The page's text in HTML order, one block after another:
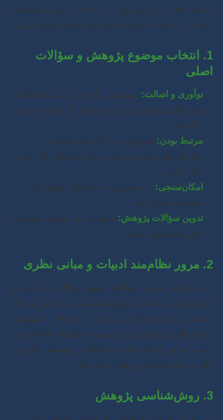
نیازمند دقت، برنامه‌ریزی و رعایت اصول مشخصی
است. در ادامه به مراحل اصلی این فرآیند می‌پردازیم:
1. انتخاب موضوع پژوهش و سؤالات
اصلی
نوآوری و اصالت: موضوعی را انتخاب کنید که قبلاً به
طور کامل پوشش داده نشده باشد یا رویکرد جدیدی
ارائه دهد.
مرتبط بودن: موضوع باید با گرایش طراحی
سازمان‌های دولتی مرتبط و برای مخاطبان این حوزه
جذاب باشد.
امکان‌سنجی: از دسترسی به داده‌ها و منابع لازم
اطمینان حاصل کنید.
تدوین سؤالات پژوهش: سؤالات باید روشن، مشخص و
قابل پاسخگویی باشند.
2. مرور نظام‌مند ادبیات و مبانی نظری
این مرحله شامل مطالعه عمیق مقالات، کتاب‌ها و
گزارش‌های مرتبط با موضوع شماست. هدف از این کار،
شناسایی نظریه‌های موجود، مدل‌های مفهومی،
شکاف‌های پژوهشی و نیز پیشینه تحقیقات انجام شده
است. مرور ادبیات باید به شما در توسعه چارچوب
نظری و فرضیه‌های پژوهش کمک کند.
3. روش‌شناسی پژوهش